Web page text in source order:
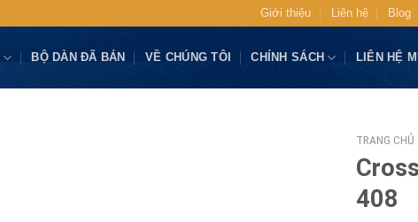
Giới thiệu Liên hệ Blog
BỘ DÀN ĐÃ BÁN VỀ CHÚNG TÔI CHÍNH SÁCH LIÊN HỆ
TRANG CHỦ
408